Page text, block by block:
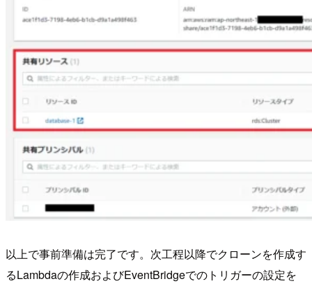
以上で事前準備は完了です。次工程以降でクローンを作成す
るLambdaの作成およびEventBridgeでのトリガーの設定を